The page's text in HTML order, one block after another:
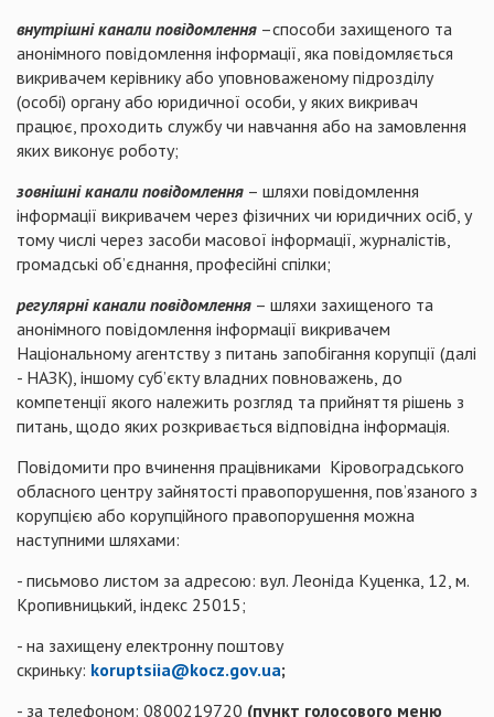
внутрішні канали повідомлення –способи захищеного та
анонімного повідомлення інформації, яка повідомляється
викривачем керівнику або уповноваженому підрозділу
(особі) органу або юридичної особи, у яких викривач
працює, проходить службу чи навчання або на замовлення
яких виконує роботу;
зовнішні канали повідомлення – шляхи повідомлення
інформації викривачем через фізичних чи юридичних осіб, у
тому числі через засоби масової інформації, журналістів,
громадські об’єднання, професійні спілки;
регулярні канали повідомлення – шляхи захищеного та
анонімного повідомлення інформації викривачем
Національному агентству з питань запобігання корупції (далі
- НАЗК), іншому суб’єкту владних повноважень, до
компетенції якого належить розгляд та прийняття рішень з
питань, щодо яких розкривається відповідна інформація.
Повідомити про вчинення працівниками Кіровоградського
обласного центру зайнятості правопорушення, пов’язаного з
корупцією або корупційного правопорушення можна
наступними шляхами:
- письмово листом за адресою: вул. Леоніда Куценка, 12, м.
Кропивницький, індекс 25015;
- на захищену електронну поштову
скриньку: koruptsiia@kocz.gov.ua;
- за телефоном: 0800219720 (пункт голосового меню